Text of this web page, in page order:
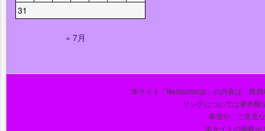
31
« 7月
本サイト「BeSporter.jp」の内容は、商
リンクについては著作権
希望や、ご意見
本サイトの掲載ポ